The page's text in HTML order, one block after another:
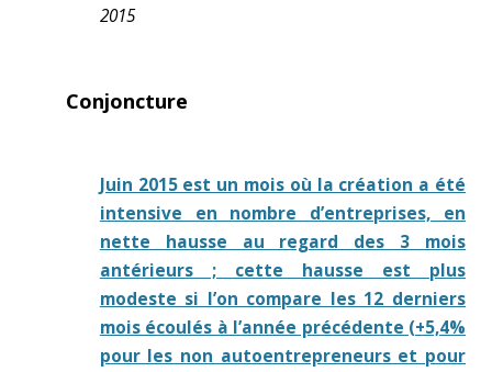
2015
Conjoncture
Juin 2015 est un mois où la création a été
intensive en nombre d’entreprises, en
nette hausse au regard des 3 mois
antérieurs ; cette hausse est plus
modeste si l’on compare les 12 derniers
mois écoulés à l’année précédente (+5,4%
pour les non autoentrepreneurs et pour